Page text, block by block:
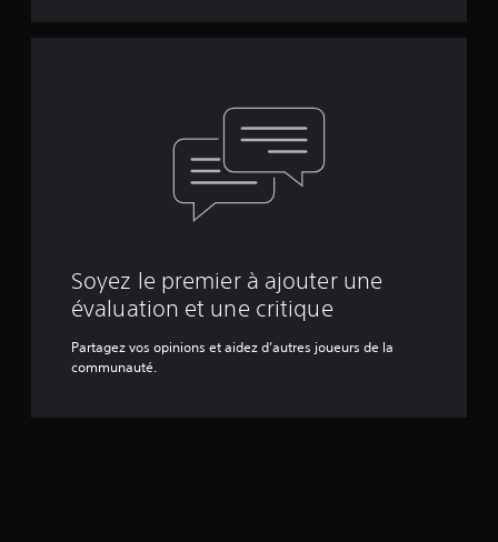
Soyez le premier à ajouter une
évaluation et une critique
Partagez vos opinions et aidez d’autres joueurs de la
communauté.